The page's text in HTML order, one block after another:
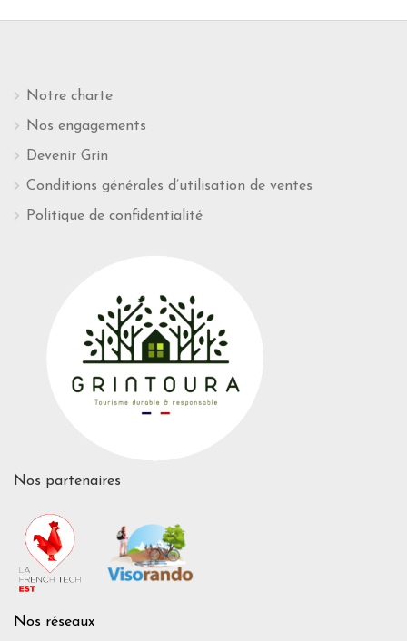
Notre charte
Nos engagements
Devenir Grin
Conditions générales d’utilisation de ventes
Politique de confidentialité
Nos partenaires
Nos réseaux